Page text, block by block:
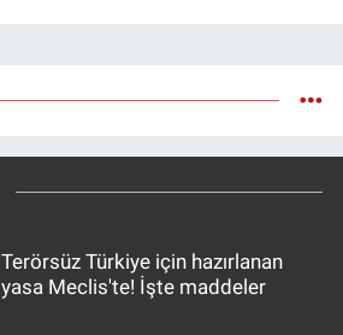
Terörsüz Türkiye için hazırlanan
yasa Meclis'te! İşte maddeler